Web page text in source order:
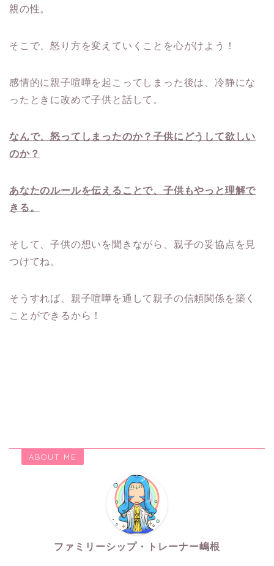
親の性。
そこで、怒り方を変えていくことを心がけよう！
感情的に親子喧嘩を起こってしまった後は、冷静にな
ったときに改めて子供と話して。
なんで、怒ってしまったのか？子供にどうして欲しい
のか？
あなたのルールを伝えることで、子供もやっと理解で
きる。
そして、子供の想いを聞きながら、親子の妥協点を見
つけてね。
そうすれば、親子喧嘩を通して親子の信頼関係を築く
ことができるから！
ABOUT ME
ファミリーシップ・トレーナー嶋根